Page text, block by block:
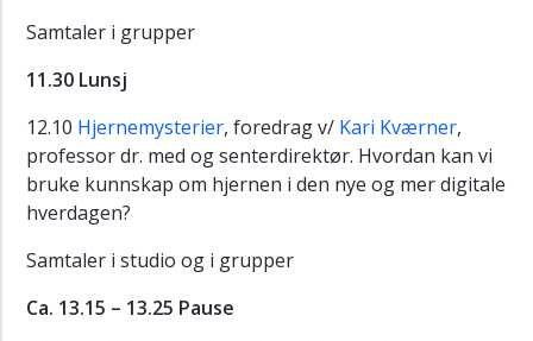
Samtaler i grupper
11.30 Lunsj
12.10 Hjernemysterier, foredrag v/ Kari Kværner,
professor dr. med og senterdirektør. Hvordan kan vi
bruke kunnskap om hjernen i den nye og mer digitale
hverdagen?
Samtaler i studio og i grupper
Ca. 13.15 – 13.25 Pause